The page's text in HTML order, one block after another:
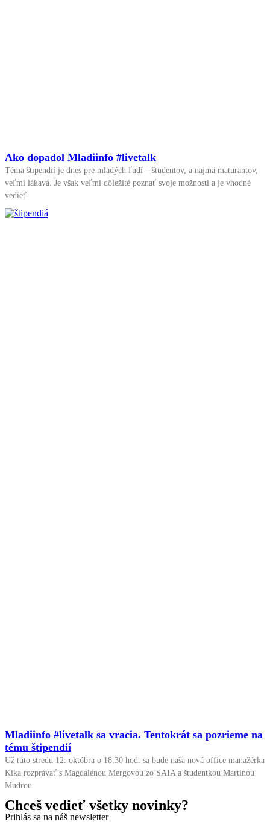
Ako dopadol Mladiinfo #livetalk
Téma štipendií je dnes pre mladých ľudí – študentov, a najmä maturantov,
veľmi lákavá. Je však veľmi dôležité poznať svoje možnosti a je vhodné
vedieť
Mladiinfo #livetalk sa vracia. Tentokrát sa pozrieme na
tému štipendií
Už túto stredu 12. októbra o 18:30 hod. sa bude naša nová office manažérka
Kika rozprávať s Magdalénou Mergovou zo SAIA a študentkou Martinou
Mudrou.
Chceš vedieť všetky novinky?
Prihlás sa na náš newsletter